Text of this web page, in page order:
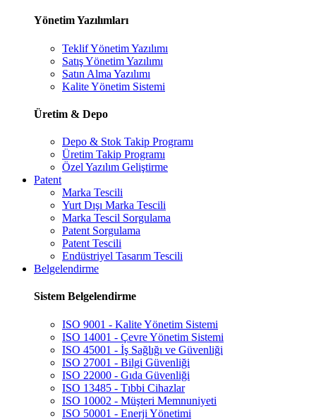
Yönetim Yazılımları
Teklif Yönetim Yazılımı
Satış Yönetim Yazılımı
Satın Alma Yazılımı
Kalite Yönetim Sistemi
Üretim & Depo
Depo & Stok Takip Programı
Üretim Takip Programı
Özel Yazılım Geliştirme
Patent
Marka Tescili
Yurt Dışı Marka Tescili
Marka Tescil Sorgulama
Patent Sorgulama
Patent Tescili
Endüstriyel Tasarım Tescili
Belgelendirme
Sistem Belgelendirme
ISO 9001 - Kalite Yönetim Sistemi
ISO 14001 - Çevre Yönetim Sistemi
ISO 45001 - İş Sağlığı ve Güvenliği
ISO 27001 - Bilgi Güvenliği
ISO 22000 - Gıda Güvenliği
ISO 13485 - Tıbbi Cihazlar
ISO 10002 - Müşteri Memnuniyeti
ISO 50001 - Enerji Yönetimi